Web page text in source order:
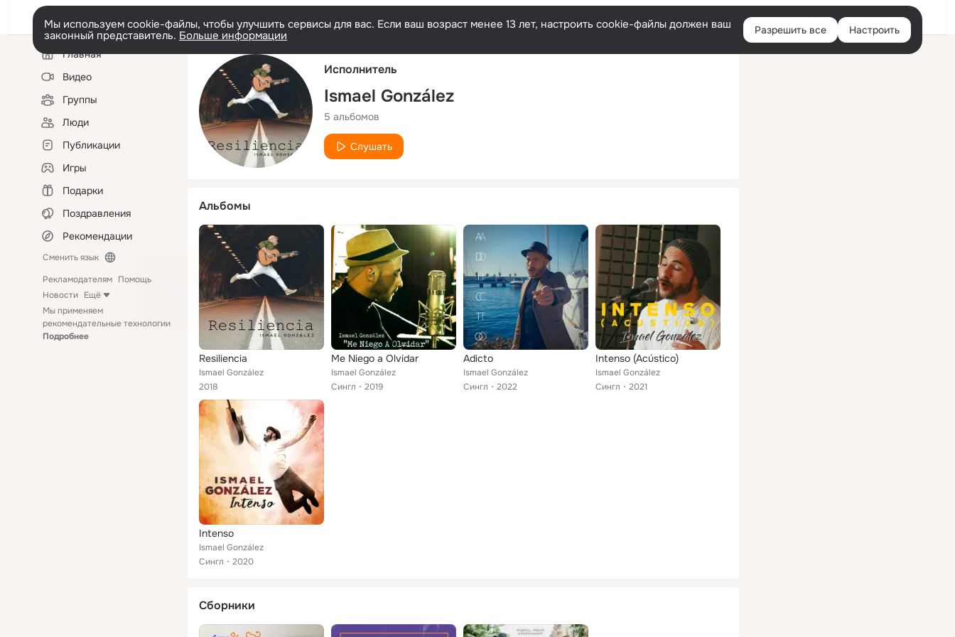
Русский Войти
Мы используем cookie-файлы, чтобы улучшить сервисы для вас. Если ваш возраст менее 13 лет, настроить cookie-файлы должен ваш
законный представитель. Больше информации Разрешить все Настроить
Левая
колонкаГлавная
Видео
Группы
Люди
Публикации
Игры
Подарки
Поздравления
Рекомендации
Сменить язык
Рекламодателям Помощь
Новости Ещё
Мы применяем
рекомендательные технологии
Подробнее
Исполнитель
Ismael González
5 альбомов
Слушать
Альбомы
Resiliencia
Ismael González
2018
Me Niego a Olvidar
Ismael González
Сингл
2019
Adicto
Ismael González
Сингл
2022
Intenso (Acústico)
Ismael González
Сингл
2021
Intenso
Ismael González
Сингл
2020
Сборники